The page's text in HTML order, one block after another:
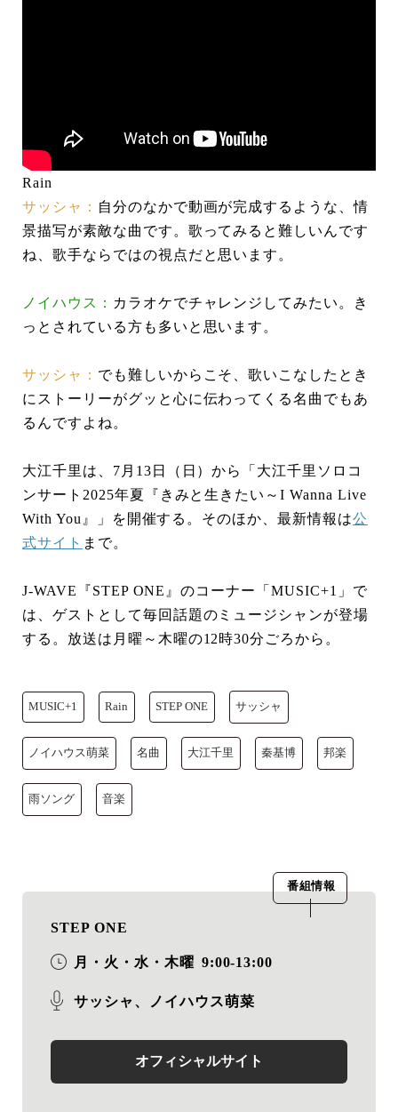
Rain
サッシャ： 自分のなかで動画が完成するような、情
景描写が素敵な曲です。歌ってみると難しいんです
ね、歌手ならではの視点だと思います。
ノイハウス： カラオケでチャレンジしてみたい。き
っとされている方も多いと思います。
サッシャ： でも難しいからこそ、歌いこなしたとき
にストーリーがグッと心に伝わってくる名曲でもあ
るんですよね。
大江千里は、7月13日（日）から「大江千里ソロコ
ンサート2025年夏『きみと生きたい～I Wanna Live
With You』」を開催する。そのほか、最新情報は公
式サイト まで。
J-WAVE『STEP ONE』のコーナー「MUSIC+1」で
は、ゲストとして毎回話題のミュージシャンが登場
する。放送は月曜～木曜の12時30分ごろから。
MUSIC+1 Rain STEP ONE サッシャ
ノイハウス萌菜 名曲 大江千里 秦基博 邦楽
雨ソング 音楽
番組情報
STEP ONE
月・火・水・木曜 9:00-13:00
サッシャ、ノイハウス萌菜
オフィシャルサイト